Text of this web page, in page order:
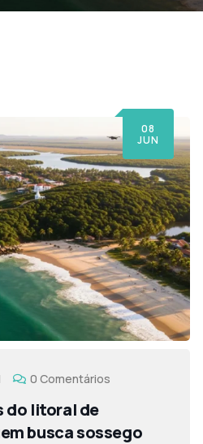
08
JUN
0 Comentários
do litoral de
busca sossego